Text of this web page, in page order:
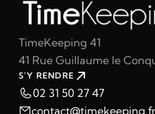
TimeKeeping 41
41 Rue Guillaume le
S'Y RENDRE
02 31 50 27 47
contact@timekeeping.fr